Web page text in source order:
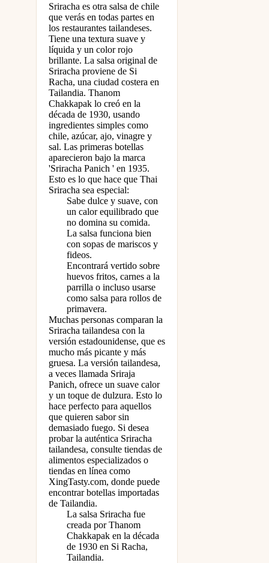
Sriracha es otra salsa de chile
que verás en todas partes en
los restaurantes tailandeses.
Tiene una textura suave y
líquida y un color rojo
brillante. La salsa original de
Sriracha proviene de Si
Racha, una ciudad costera en
Tailandia. Thanom
Chakkapak lo creó en la
década de 1930, usando
ingredientes simples como
chile, azúcar, ajo, vinagre y
sal. Las primeras botellas
aparecieron bajo la marca
'Sriracha Panich ' en 1935.
Esto es lo que hace que Thai
Sriracha sea especial:
Sabe dulce y suave, con
un calor equilibrado que
no domina su comida.
La salsa funciona bien
con sopas de mariscos y
fideos.
Encontrará vertido sobre
huevos fritos, carnes a la
parrilla o incluso usarse
como salsa para rollos de
primavera.
Muchas personas comparan la
Sriracha tailandesa con la
versión estadounidense, que es
mucho más picante y más
gruesa. La versión tailandesa,
a veces llamada Sriraja
Panich, ofrece un suave calor
y un toque de dulzura. Esto lo
hace perfecto para aquellos
que quieren sabor sin
demasiado fuego. Si desea
probar la auténtica Sriracha
tailandesa, consulte tiendas de
alimentos especializados o
tiendas en línea como
XingTasty.com, donde puede
encontrar botellas importadas
de Tailandia.
La salsa Sriracha fue
creada por Thanom
Chakkapak en la década
de 1930 en Si Racha,
Tailandia.